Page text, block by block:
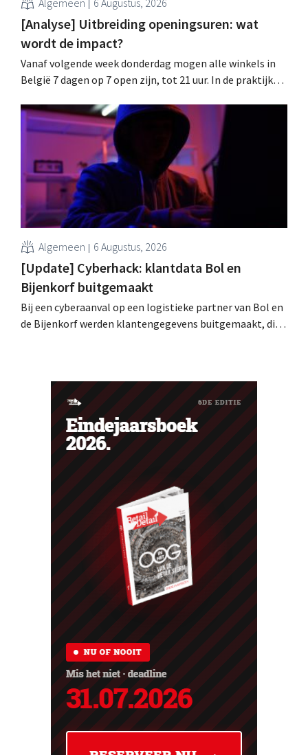
[Analyse] Uitbreiding openingsuren: wat
wordt de impact?
Vanaf volgende week donderdag mogen alle winkels in
België 7 dagen op 7 open zijn, tot 21 uur. In de praktijk
arbeidswetgeving een hinderpaal. Is er een gelijk
speelveld?
Algemeen 6 Augustus, 2026
[Update] Cyberhack: klantdata Bol en
Bijenkorf buitgemaakt
Bij een cyberaanval op een logistieke partner van Bol en
de Bijenkorf werden klantengegevens buitgemaakt, die